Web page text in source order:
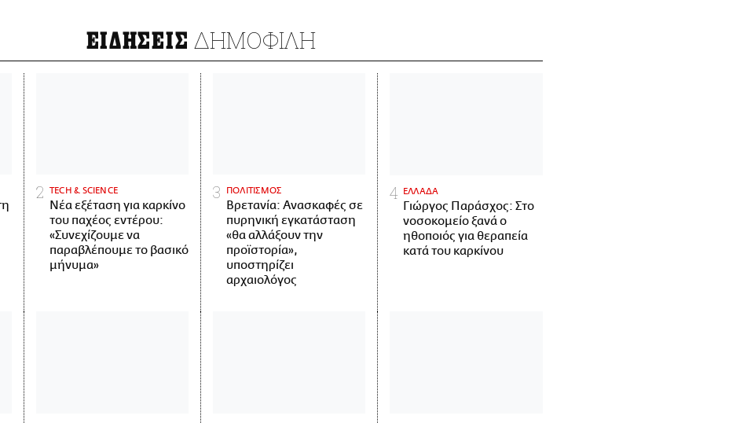
ΕΙΔΗΣΕΙΣ ΔΗΜΟΦΙΛΗ
ΤECH & SCIENCE
Νέα εξέταση για καρκίνο
του παχέος εντέρου:
«Συνεχίζουμε να
παραβλέπουμε το βασικό
μήνυμα»
ΠΟΛΙΤΙΣΜΟΣ
Βρετανία: Ανασκαφές σε
πυρηνική εγκατάσταση
«θα αλλάξουν την
προϊστορία»,
υποστηρίζει
αρχαιολόγος
ΕΛΛΑΔΑ
Γιώργος Παράσχος: Στο
νοσοκομείο ξανά ο
ηθοποιός για θεραπεία
κατά του καρκίνου